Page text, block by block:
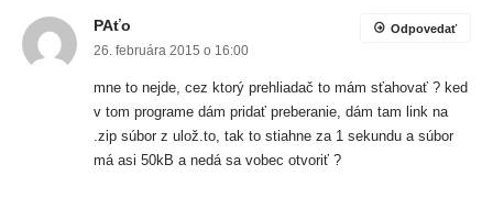
PAťo
26. februára 2015 o 16:00
mne to nejde, cez ktorý prehliadač to mám sťahovať ? ked
v tom programe dám pridať preberanie, dám tam link na
.zip súbor z ulož.to, tak to stiahne za 1 sekundu a súbor
má asi 50kB a nedá sa vobec otvoriť ?
Odpovedať